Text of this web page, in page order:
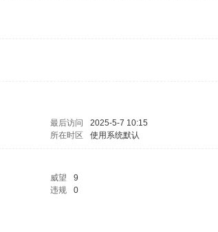
最后访问
2025-5-7 10:15
所在时区 使用系统默认
威望
9
违规
0